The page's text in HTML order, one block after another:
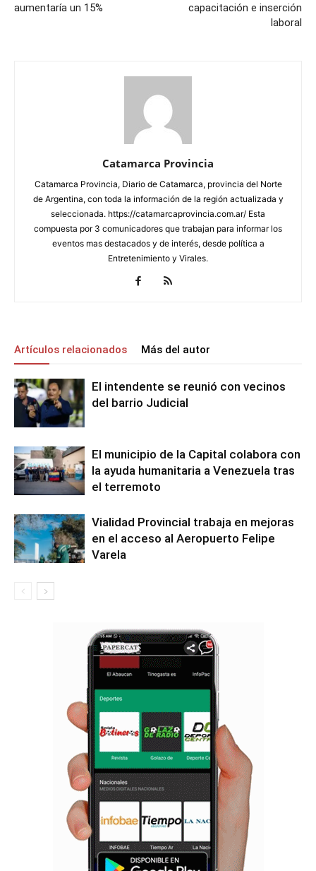
aumentaría un 15%
capacitación e inserción
laboral
Catamarca Provincia
Catamarca Provincia, Diario de Catamarca, provincia del Norte
de Argentina, con toda la información de la región actualizada y
seleccionada. https://catamarcaprovincia.com.ar/ Esta
compuesta por 3 comunicadores que trabajan para informar los
eventos mas destacados y de interés, desde política a
Entretenimiento y Virales.
Artículos relacionados Más del autor
El intendente se reunió con vecinos
del barrio Judicial
El municipio de la Capital colabora con
la ayuda humanitaria a Venezuela tras
el terremoto
Vialidad Provincial trabaja en mejoras
en el acceso al Aeropuerto Felipe
Varela